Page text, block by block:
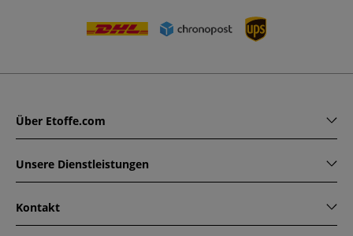
Über Etoffe.com
Unsere Dienstleistungen
Kontakt